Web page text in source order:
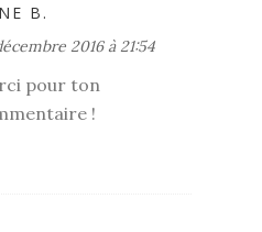
B.
2016 à 21:54
pour ton
!